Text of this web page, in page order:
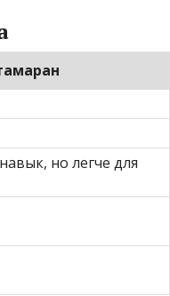
но легче для